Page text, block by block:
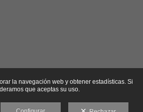
la navegación web y obtener estadísticas. Si
que aceptas su uso.